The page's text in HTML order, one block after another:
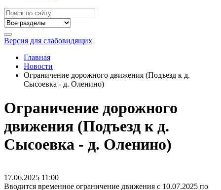
Версия для слабовидящих
Главная
Новости
Ограничение дорожного движения (Подъезд к д.
Сысоевка - д. Оленино)
Ограничение дорожного
движения (Подъезд к д.
Сысоевка - д. Оленино)
17.06.2025 11:00
Вводится временное ограничение движения с 10.07.2025 по